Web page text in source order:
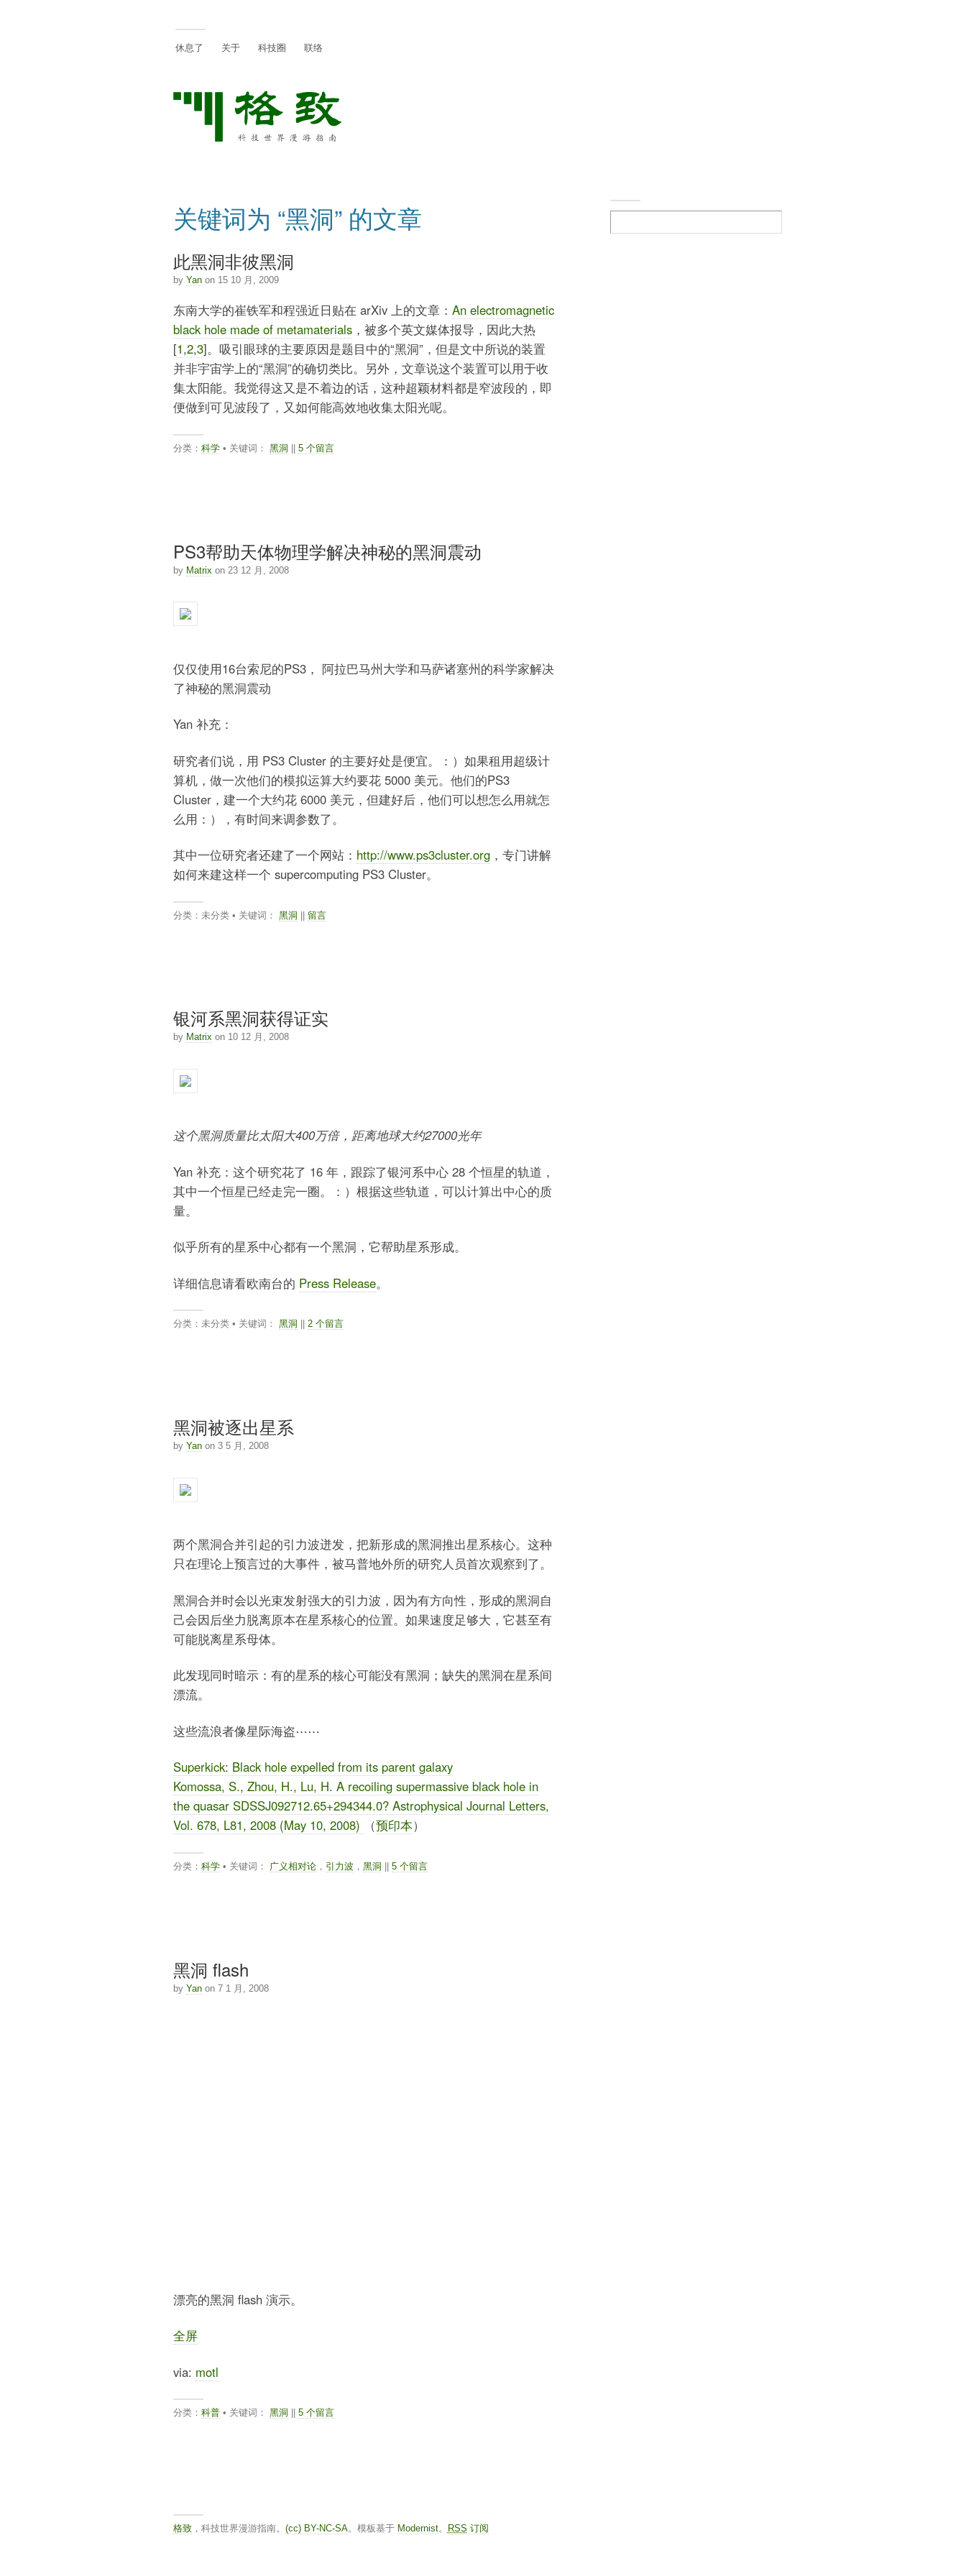
休息了 关于 科技圈 联络
关键词为 “黑洞” 的文章
此黑洞非彼黑洞
by Yanon 15 10 月, 2009
东南大学的崔铁军和程强近日贴在 arXiv 上的文章： An electromagnetic
black hole made of metamaterials，被多个英文媒体报导，因此大热
[1,2,3]。吸引眼球的主要原因是题目中的“黑洞”，但是文中所说的装置
并非宇宙学上的“黑洞”的确切类比。另外，文章说这个装置可以用于收
集太阳能。我觉得这又是不着边的话，这种超颖材料都是窄波段的，即
便做到可见波段了，又如何能高效地收集太阳光呢。
分类： 科学• 关键词： 黑洞 5 个留言
PS3帮助天体物理学解决神秘的黑洞震动
by Matrix on 23 12 月, 2008
仅仅使用16台索尼的PS3， 阿拉巴马州大学和马萨诸塞州的科学家解决
了神秘的黑洞震动
Yan 补充：
研究者们说，用 PS3 Cluster 的主要好处是便宜。：）如果租用超级计
算机，做一次他们的模拟运算大约要花 5000 美元。他们的PS3
Cluster，建一个大约花 6000 美元，但建好后，他们可以想怎么用就怎
么用：），有时间来调参数了。
其中一位研究者还建了一个网站： http://www.ps3cluster.org，专门讲解
如何来建这样一个 supercomputing PS3 Cluster。
分类：未分类 • 关键词： 黑洞 || 留言
银河系黑洞获得证实
by Matrixon 10 12 月, 2008
这个黑洞质量比太阳大400万倍，距离地球大约27000光年
Yan 补充：这个研究花了 16 年，跟踪了银河系中心 28 个恒星的轨道，
其中一个恒星已经走完一圈。：）根据这些轨道，可以计算出中心的质
量。
似乎所有的星系中心都有一个黑洞，它帮助星系形成。
详细信息请看欧南台的 Press Release。
分类：未分类 • 关键词： 黑洞 2 个留言
黑洞被逐出星系
by Yanon 3 5 月, 2008
两个黑洞合并引起的引力波迸发，把新形成的黑洞推出星系核心。这种
只在理论上预言过的大事件，被马普地外所的研究人员首次观察到了。
黑洞合并时会以光束发射强大的引力波，因为有方向性，形成的黑洞自
己会因后坐力脱离原本在星系核心的位置。如果速度足够大，它甚至有
可能脱离星系母体。
此发现同时暗示：有的星系的核心可能没有黑洞；缺失的黑洞在星系间
漂流。
这些流浪者像星际海盗⋯⋯
Superkick: Black hole expelled from its parent galaxy
Komossa, S., Zhou, H., Lu, H. A recoiling supermassive black hole in
the quasar SDSSJ092712.65+294344.0? Astrophysical Journal Letters,
Vol. 678, L81, 2008 (May 10, 2008)
（预印本）
分类： 科学• 关键词： 广义相对论， 引力波 ， 黑洞 5 个留言
黑洞 flash
by Yanon 7 1 月, 2008
漂亮的黑洞 flash 演示。
全屏
via: motl
分类： 科普• 关键词： 黑洞 5 个留言
格致，科技世界漫游指南。 (cc) BY-NC-SA。模板基于 Modernist。 RSS 订阅